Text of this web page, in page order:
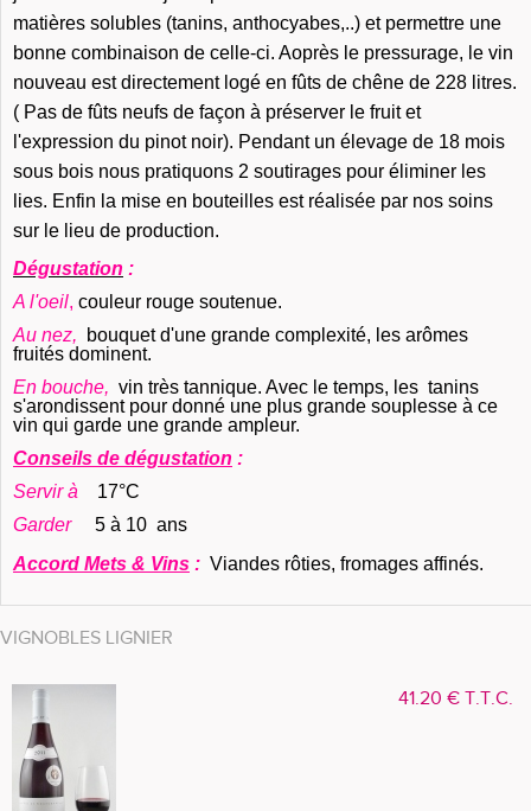
matières solubles (tanins, anthocyabes,..) et permettre une
bonne combinaison de celle-ci. Aoprès le pressurage, le vin
nouveau est directement logé en fûts de chêne de 228 litres.
( Pas de fûts neufs de façon à préserver le fruit et
l'expression du pinot noir). Pendant un élevage de 18 mois
sous bois nous pratiquons 2 soutirages pour éliminer les
lies. Enfin la mise en bouteilles est réalisée par nos soins
sur le lieu de production.
Dégustation :
A l'oeil, couleur rouge soutenue.
Au nez,
bouquet d'une grande complexité, les arômes
fruités dominent.
En bouche, vin très tannique. Avec le temps, les tanins
s'arondissent pour donné une plus grande souplesse à ce
vin qui garde une grande ampleur.
Conseils de dégustation :
Servir à
17°C
Garder
5 à 10 ans
Accord Mets & Vins : Viandes rôties, fromages affinés.
VIGNOBLES LIGNIER
41.20 € T.T.C.